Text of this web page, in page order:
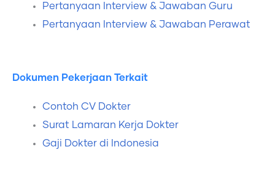
Pertanyaan Interview & Jawaban Guru
Pertanyaan Interview & Jawaban Perawat
Dokumen Pekerjaan Terkait
Contoh CV Dokter
Surat Lamaran Kerja Dokter
Gaji Dokter di Indonesia